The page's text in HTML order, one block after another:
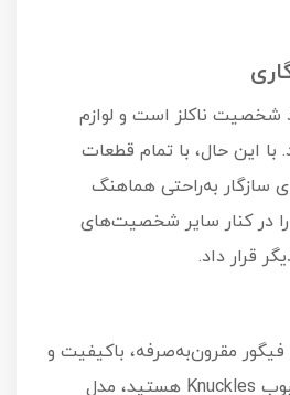
شخصیت ناکلز است و لوازم
این حال، با تمام قطعات
سازگار به‌راحتی هماهنگ
در کنار سایر شخصیت‌های
قرار داد.
مقرون‌به‌صرفه، باکیفیت و
دقیق از شخصیت محبوب Knuckles هستید، مدل